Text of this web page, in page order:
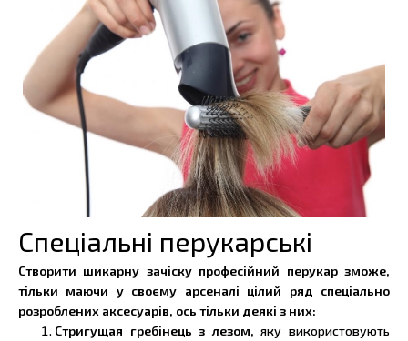
Спеціальні перукарські
Створити шикарну зачіску професійний перукар зможе,
тільки маючи у своєму арсеналі цілий ряд спеціально
розроблених аксесуарів, ось тільки деякі з них:
Стригущая гребінець з лезом,яку використовують